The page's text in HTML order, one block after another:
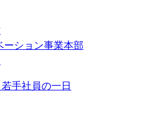
ーション事業本部
手社員の一日